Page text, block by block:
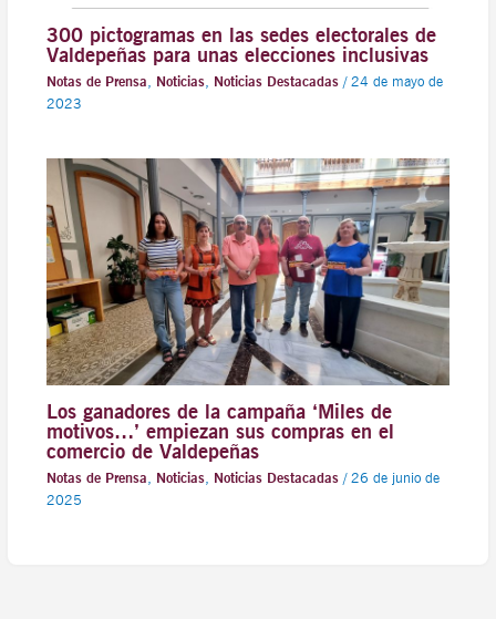
300 pictogramas en las sedes electorales de
Valdepeñas para unas elecciones inclusivas
Notas de Prensa, Noticias, Noticias Destacadas/ 24 de mayo de
2023
Los ganadores de la campaña ‘Miles de
motivos…’ empiezan sus compras en el
comercio de Valdepeñas
Notas de Prensa, Noticias, Noticias Destacadas/ 26 de junio de
2025